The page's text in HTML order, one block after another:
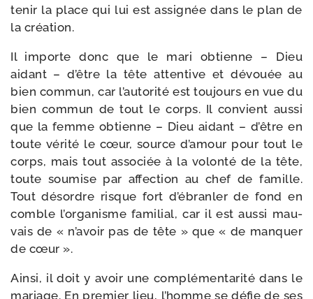
tenir la place qui lui est assi­gnée dans le plan de
la création.
Il importe donc que le mari obtienne – Dieu
aidant – d’être la tête atten­tive et dévouée au
bien com­mun, car l’autorité est tou­jours en vue du
bien com­mun de tout le corps. Il convient aus­si
que la femme obtienne – Dieu aidant – d’être en
toute véri­té le cœur, source d’amour pour tout le
corps, mais tout asso­ciée à la volon­té de la tête,
toute sou­mise par affec­tion au chef de famille.
Tout désordre risque fort d’ébranler de fond en
comble l’organisme fami­lial, car il est aus­si mau­
vais de « n’avoir pas de tête » que « de man­quer
de cœur ».
Ainsi, il doit y avoir une com­plé­men­ta­ri­té dans le
mariage. En pre­mier lieu, l’homme se défie de ses